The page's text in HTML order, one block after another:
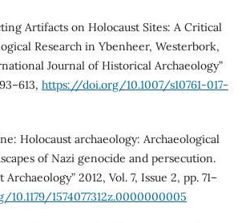
Artifacts on Holocaust Sites: A Critical
Research in Ybenheer, Westerbork,
Journal of Historical Archaeology”
https://doi.org/10.1007/s10761-017-
Holocaust archaeology: Archaeological
of Nazi genocide and persecution.
2012, Vol. 7, Issue 2, pp. 71–
1574077312z.0000000005